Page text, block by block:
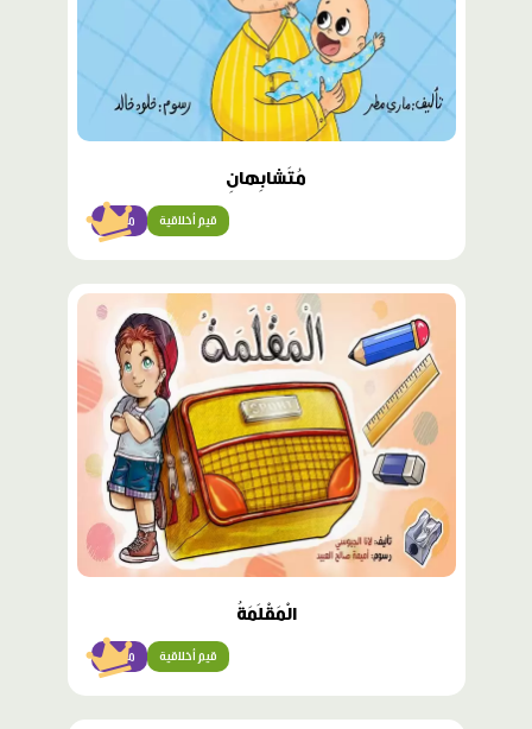
مُتَشابِهانِ
مبتدئ قيم أخلاقية
محتوى
مميّز
الْمَقْلَمَةُ
مبتدئ قيم أخلاقية